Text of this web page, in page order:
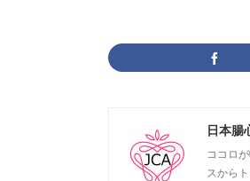
日本腸
ココロ
スから